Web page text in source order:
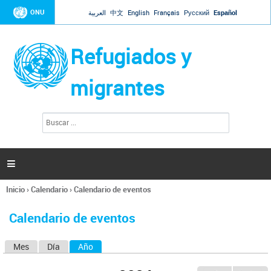
Jump to navigation
ONU العربية 中文 English Français Русский Español
Refugiados y
migrantes
l
s

Se
usted
Inicio›Calendario›Calendario de eventos
Calendario de eventos
Mes Día Año